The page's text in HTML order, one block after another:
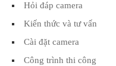
Hỏi đáp camera
Kiến thức và tư vấn
Cài đặt camera
Công trình thi công